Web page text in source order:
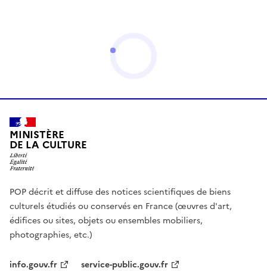
MINISTÈRE
DE LA CULTURE
POP décrit et diffuse des notices scientifiques de biens
culturels étudiés ou conservés en France (œuvres d'art,
édifices ou sites, objets ou ensembles mobiliers,
photographies, etc.)
info.gouv.fr service-public.gouv.fr